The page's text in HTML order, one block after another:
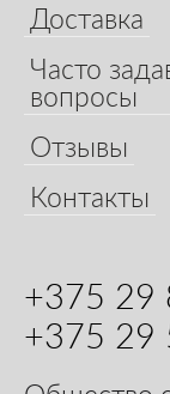
Доставка
Часто
вопросы
Отзывы
Контакты
+375 29
+375 29